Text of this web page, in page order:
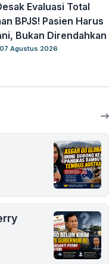
Evaluasi Total
BPJS! Pasien Harus
Bukan Direndahkan
Agustus 2026